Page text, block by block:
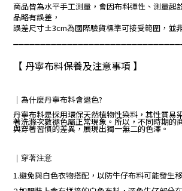
商品皆為水平手工測量，會因布料彈性、測量起
品略有誤差，
誤差尺寸±3cm為國際驗貨標準可接受範圍，並
【 丹寧布料保養及注意事項 】
｜ 為什麼丹寧布料會退色?
丹寧布料是採用環保天然植物性染料，其性質易
著洗滌次數褪色屬正常現象。所以，不同時期的
與穿著習慣的差異，展現出獨一無二的色澤。
｜ 穿著注意
1.避免與白色衣物搭配，以防牛仔布料可能發生